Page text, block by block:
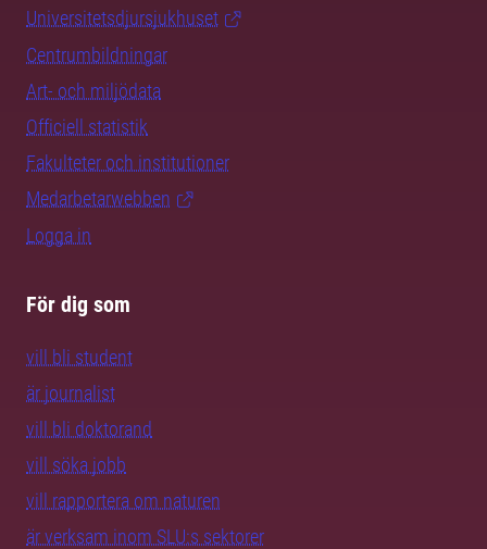
Universitetsdjursjukhuset
Centrumbildningar
Art- och miljödata
Officiell statistik
Fakulteter och institutioner
Medarbetarwebben
Logga in
För dig som
vill bli student
är journalist
vill bli doktorand
vill söka jobb
vill rapportera om naturen
är verksam inom SLU:s sektorer